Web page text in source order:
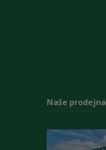
Naše prodejna